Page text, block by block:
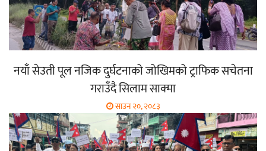
नयाँ सेउती पूल नजिक दुर्घटनाको जोखिमको ट्राफिक सचेतना
गराउँदै सिलाम साक्मा
साउन २०, २०८३